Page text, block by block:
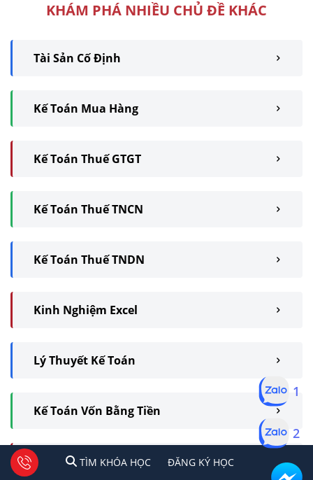
KHÁM PHÁ NHIỀU CHỦ ĐỀ KHÁC
Tài Sản Cố Định
Kế Toán Mua Hàng
Kế Toán Thuế GTGT
Kế Toán Thuế TNCN
Kế Toán Thuế TNDN
Kinh Nghiệm Excel
Lý Thuyết Kế Toán
Kế Toán Vốn Bằng Tiền
Kế Toán CPSX Và Tính GTSP
TÌM KHÓA HỌC ĐĂNG KÍ HỌC
1 2 Tư vấn facebook
TÌM KHÓA HỌC ĐĂNG KÝ HỌC
1
2